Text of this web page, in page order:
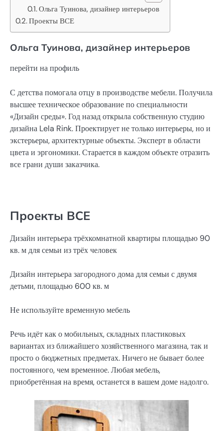
Ольга Туинова, дизайнер интерьеров
Проекты ВСЕ
Ольга Туинова, дизайнер интерьеров
перейти на профиль
С детства помогала отцу в производстве мебели. Получила
высшее техническое образование по специальности
«Дизайн среды». Год назад открыла собственную студию
дизайна Lela Rink. Проектирует не только интерьеры, но и
экстерьеры, архитектурные объекты. Эксперт в области
цвета и эргономики. Старается в каждом объекте отразить
все грани души заказчика.
Проекты ВСЕ
Дизайн интерьера трёхкомнатной квартиры площадью 90
кв. м для семьи из трёх человек
Дизайн интерьера загородного дома для семьи с двумя
детьми, площадью 600 кв. м
Не используйте временную мебель
Речь идёт как о мобильных, складных пластиковых
вариантах из ближайшего хозяйственного магазина, так и
просто о бюджетных предметах. Ничего не бывает более
постоянного, чем временное. Любая мебель,
приобретённая на время, останется в вашем доме надолго.